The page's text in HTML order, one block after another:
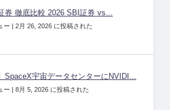
券 徹底比較 2026 SBI証券 vs...
ー 2月 26, 2026 に投稿された
SpaceX宇宙データセンターにNVIDI...
ー 8月 5, 2026 に投稿された